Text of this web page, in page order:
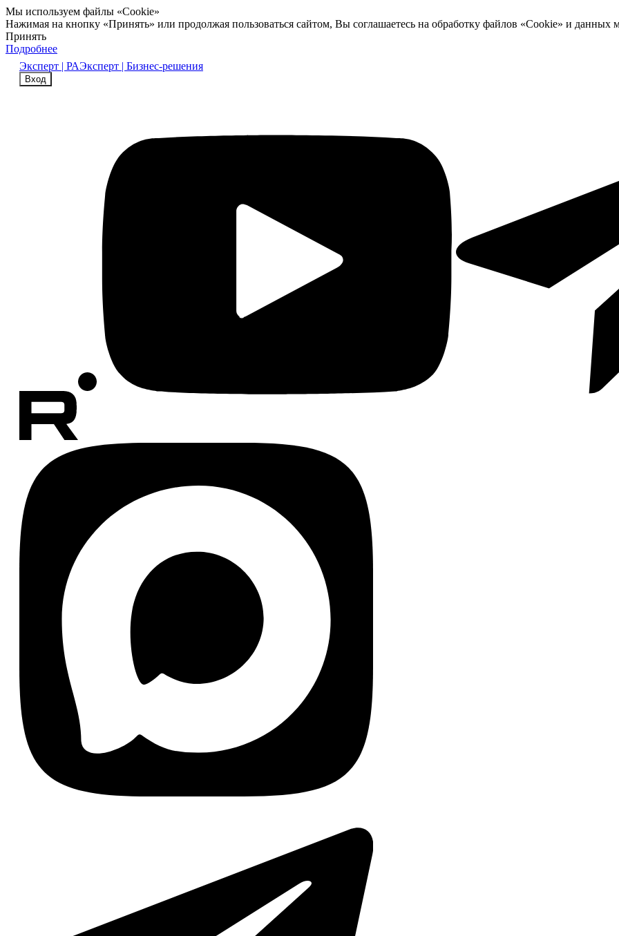
Мы используем файлы «Cookie»
Нажимая на кнопку «Принять» или продолжая пользоваться сайтом, Вы соглашаетесь на обработку файлов «Cookie» и данных
Принять
Подробнее
Эксперт | РАЭксперт | Бизнес-решения
Вход